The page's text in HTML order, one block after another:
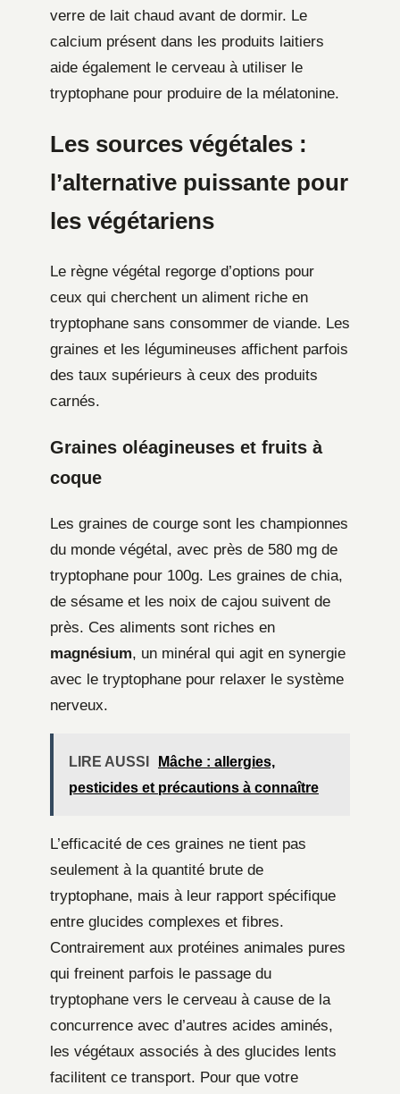
verre de lait chaud avant de dormir. Le
calcium présent dans les produits laitiers
aide également le cerveau à utiliser le
tryptophane pour produire de la mélatonine.
Les sources végétales :
l’alternative puissante pour
les végétariens
Le règne végétal regorge d’options pour
ceux qui cherchent un aliment riche en
tryptophane sans consommer de viande. Les
graines et les légumineuses affichent parfois
des taux supérieurs à ceux des produits
carnés.
Graines oléagineuses et fruits à
coque
Les graines de courge sont les championnes
du monde végétal, avec près de 580 mg de
tryptophane pour 100g. Les graines de chia,
de sésame et les noix de cajou suivent de
près. Ces aliments sont riches en
magnésium, un minéral qui agit en synergie
avec le tryptophane pour relaxer le système
nerveux.
LIRE AUSSI
Mâche : allergies,
pesticides et précautions à connaître
L’efficacité de ces graines ne tient pas
seulement à la quantité brute de
tryptophane, mais à leur rapport spécifique
entre glucides complexes et fibres.
Contrairement aux protéines animales pures
qui freinent parfois le passage du
tryptophane vers le cerveau à cause de la
concurrence avec d’autres acides aminés,
les végétaux associés à des glucides lents
facilitent ce transport. Pour que votre